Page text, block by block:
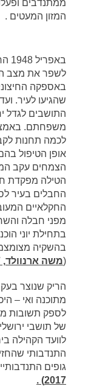
ממתנדבים
המזון המעטים .
לשפר את מצב
באספקה
שהגיעו לעיר.
התושבים לגדל
משפחתם. באמצע
לכמה תחנות
אופן הטיפול
הצמחים עקב
הטילה מפקדת
החבלים בעיר
החקלאיים
מפני חבלה
בתחילת יוני
(משה ארנוולד, 2017
הריק שנוצר
מתוכנה ואי –
לספק תשובות
של תושבי
לוועד הקהילה
התנדבותי
גופים
2017) .